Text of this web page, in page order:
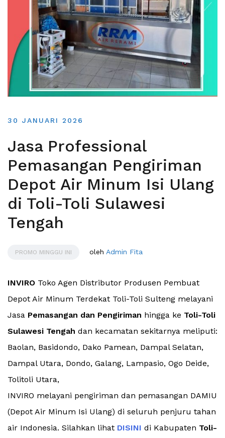
30 JANUARI 2026
Jasa Professional
Pemasangan Pengiriman
Depot Air Minum Isi Ulang
di Toli-Toli Sulawesi
Tengah
PROMO MINGGU INI oleh Admin Fita
INVIRO Toko Agen Distributor Produsen Pembuat
Depot Air Minum Terdekat Toli-Toli Sulteng melayani
Jasa Pemasangan dan Pengiriman hingga ke Toli-Toli
Sulawesi Tengah dan kecamatan sekitarnya meliputi:
Baolan, Basidondo, Dako Pamean, Dampal Selatan,
Dampal Utara, Dondo, Galang, Lampasio, Ogo Deide,
Tolitoli Utara,
INVIRO melayani pengiriman dan pemasangan DAMIU
(Depot Air Minum Isi Ulang) di seluruh penjuru tahan
air Indonesia. Silahkan lihat DISINI di Kabupaten Toli-